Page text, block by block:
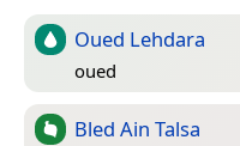
Oued Lehdara
oued
Bled Ain Talsa